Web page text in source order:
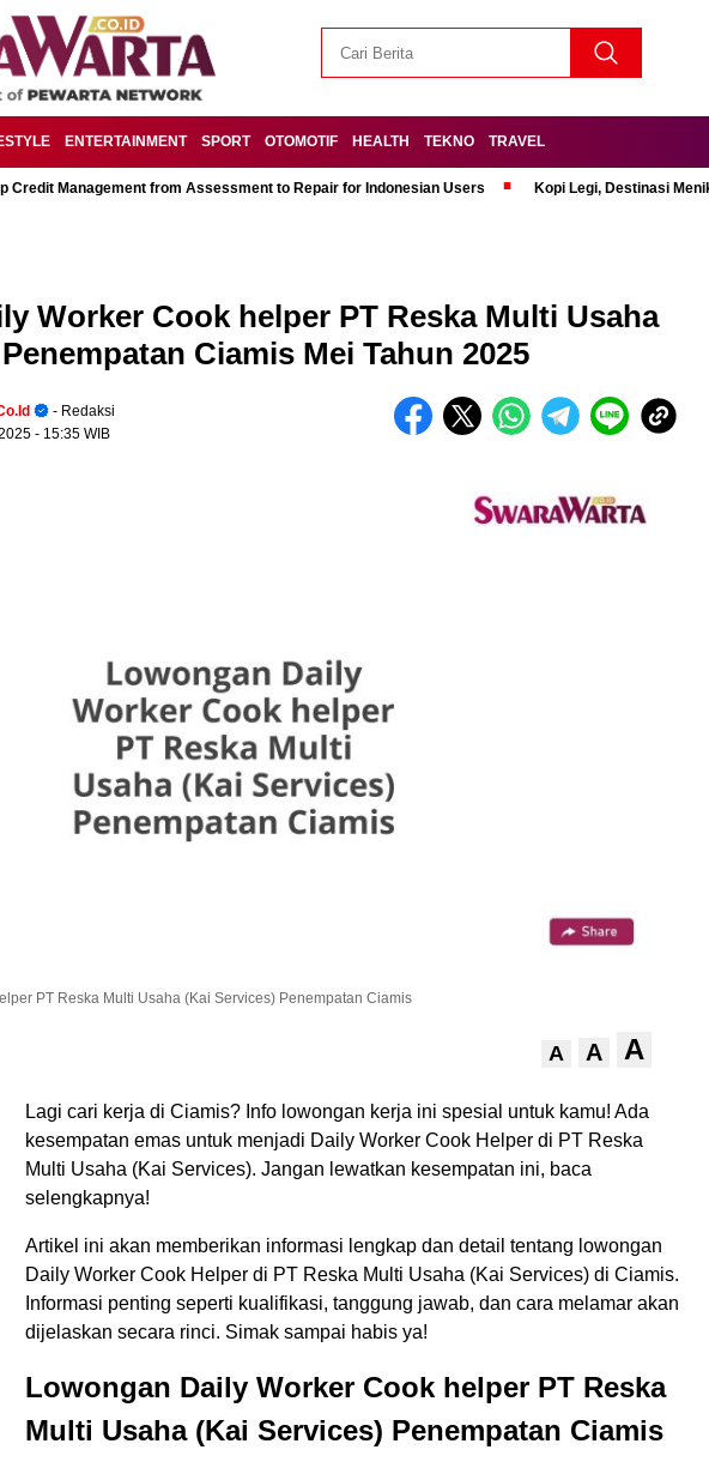
ENTERTAINMENT SPORT OTOMOTIF HEALTH TEKNO TRAVEL
Credit Management from Assessment to Repair for Indonesian Users Kopi Legi, Destinasi
Worker Cook helper PT Reska Multi Usaha
Ciamis Mei Tahun 2025
- Redaksi
- 15:35 WIB
PT Reska Multi Usaha (Kai Services) Penempatan Ciamis
A A A
Lagi cari kerja di Ciamis? Info lowongan kerja ini spesial untuk kamu! Ada
kesempatan emas untuk menjadi Daily Worker Cook Helper di PT Reska
Multi Usaha (Kai Services). Jangan lewatkan kesempatan ini, baca
selengkapnya!
Artikel ini akan memberikan informasi lengkap dan detail tentang lowongan
Daily Worker Cook Helper di PT Reska Multi Usaha (Kai Services) di Ciamis.
Informasi penting seperti kualifikasi, tanggung jawab, dan cara melamar akan
dijelaskan secara rinci. Simak sampai habis ya!
Lowongan Daily Worker Cook helper PT Reska
Multi Usaha (Kai Services) Penempatan Ciamis
.